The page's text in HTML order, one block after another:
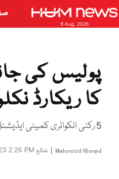
6 Aug, 2026
پولیس کی
کا ریکارڈ
5 رکنی انکوائری کمیٹی ایڈیشنل آئی جی انوسٹی گیشن کو رپورٹ جمع کروائے گی
Mehmood Ahmed
| شائع 2:26 PM